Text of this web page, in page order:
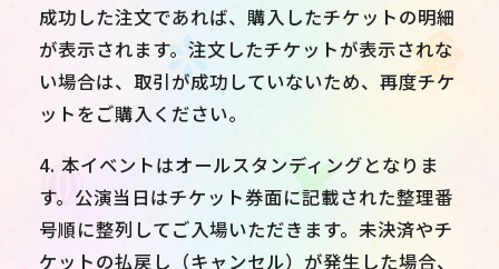
成功した注文であれば、購入したチケットの明細
が表示されます。注文したチケットが表示されな
い場合は、取引が成功していないため、再度チケ
ットをご購入ください。
4. 本イベントはオールスタンディングとなりま
す。公演当日はチケット券面に記載された整理番
号順に整列してご入場いただきます。未決済やチ
ケットの払戻し（キャンセル）が発生した場合、